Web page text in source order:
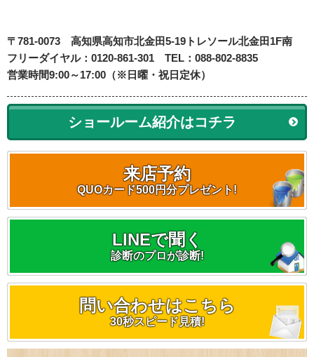
〒781-0073 高知県高知市北金田5-19 トレソール北金田1F南
フリーダイヤル：0120-861-301 TEL：088-802-8835
営業時間9:00～17:00（※日曜・祝日定休）
ショールーム紹介はコチラ
来店予約
QUOカード500円分プレゼント!
LINEで聞く
診断のプロが診断!
問い合わせはこちら
30秒スピード見積!